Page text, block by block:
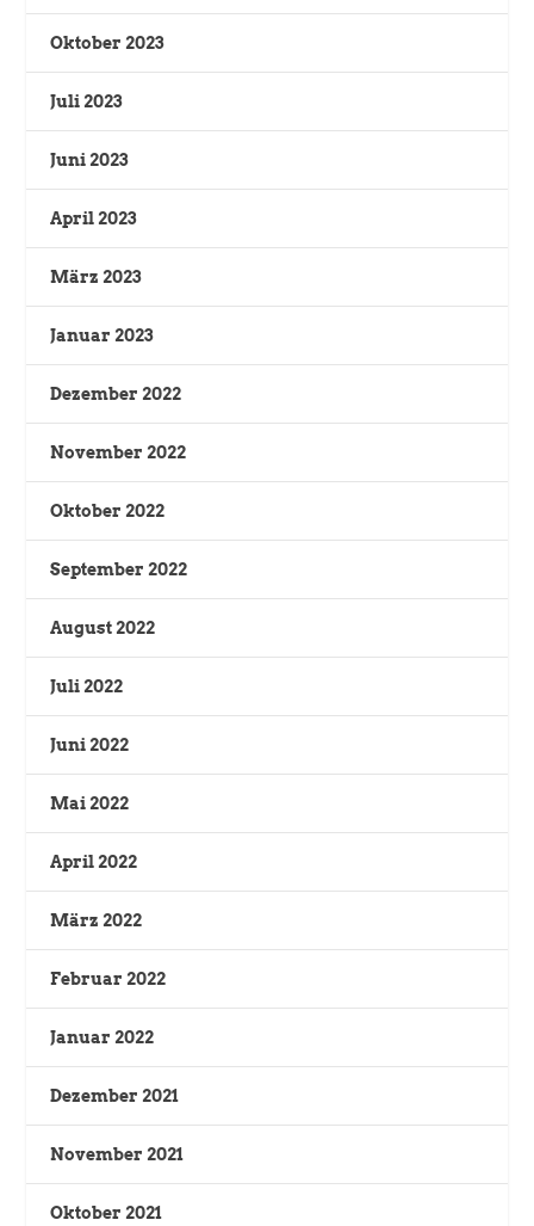
Oktober 2023
Juli 2023
Juni 2023
April 2023
März 2023
Januar 2023
Dezember 2022
November 2022
Oktober 2022
September 2022
August 2022
Juli 2022
Juni 2022
Mai 2022
April 2022
März 2022
Februar 2022
Januar 2022
Dezember 2021
November 2021
Oktober 2021